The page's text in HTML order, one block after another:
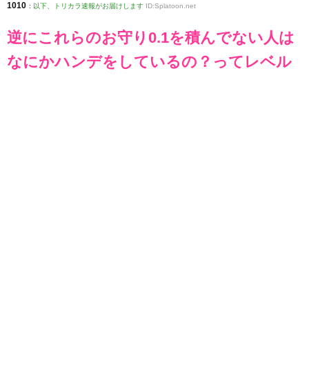
1010 : 以下、トリカラ速報がお届けします ID:Splatoon.net
逆にこれらのお守り0.1を積んでない人は
なにかハンデをしているの？ってレベル